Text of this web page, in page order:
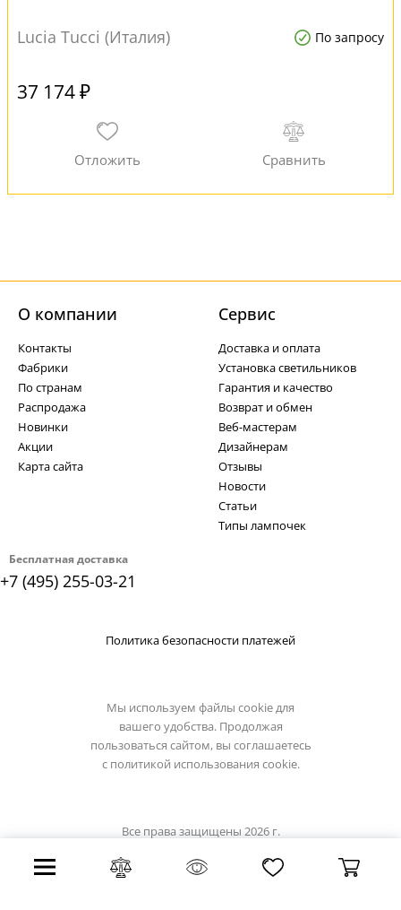
Lucia Tucci (Италия) По запросу
37 174 ₽
Бесплатная доставка
+7 (495) 255-03-21
О компании
Контакты
Фабрики
По странам
Распродажа
Новинки
Акции
Карта сайта
Cервис
Доставка и оплата
Установка светильников
Гарантия и качество
Возврат и обмен
Веб-мастерам
Дизайнерам
Отзывы
Новости
Статьи
Типы лампочек
Политика безопасности платежей
Мы используем файлы cookie для
вашего удобства. Продолжая
пользоваться сайтом, вы соглашаетесь
с политикой использования cookie.
Все права защищены 2026 г.